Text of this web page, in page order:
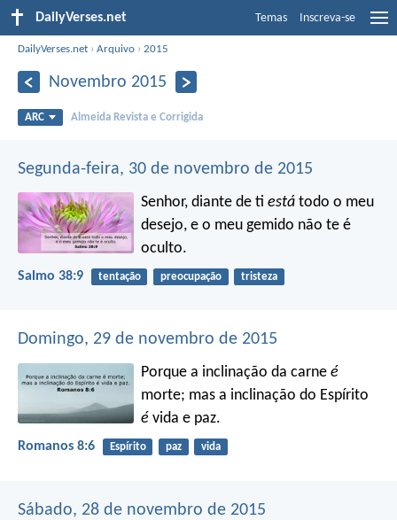
DailyVerses.net Temas Inscreva-se
DailyVerses.net ›Arquivo ›2015
Novembro 2015
ARC Almeida Revista e Corrigida
Segunda-feira, 30 de novembro de 2015
Senhor, diante de tiestá todo o meu
desejo, e o meu gemido não te é
oculto.
Salmo 38:9 tentação preocupação tristeza
Domingo, 29 de novembro de 2015
Porque a inclinação da carneé
morte; mas a inclinação do Espírito
é vida e paz.
Romanos 8:6 Espírito paz vida
Sábado, 28 de novembro de 2015